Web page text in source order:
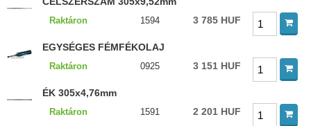
Raktáron 1594 3 785 HUF
EGYSÉGES FÉMFÉKOLAJ
Raktáron 0925 3 151 HUF
ÉK 305x4,76mm
Raktáron 1591 2 201 HUF